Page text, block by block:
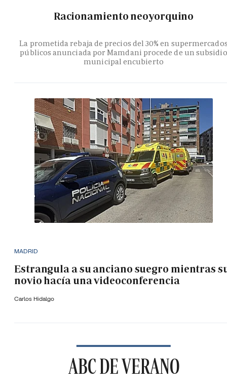
Racionamiento neoyorquino
La prometida rebaja de precios del 30% en
públicos anunciada por Mamdani procede de un subsidio
municipal encubierto
MADRID
Estrangula a su anciano suegro mientras
novio hacía una videoconferencia
Carlos Hidalgo
ABC DE VERANO